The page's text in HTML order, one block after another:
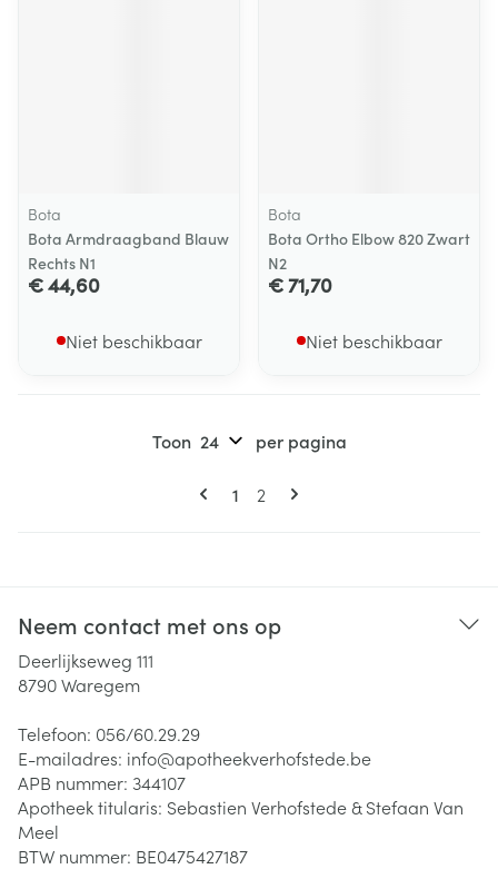
Bota
Bota Armdraagband Blauw
Rechts N1
€ 44,60
Niet beschikbaar
Bota
Bota Ortho Elbow 820 Zwart
N2
€ 71,70
Niet beschikbaar
Pagina's
U lees momenteel pagina
1 Pagina
2
Toon per pagina
Neem contact met ons op
Deerlijkseweg 111
8790Waregem
Telefoon: 056/60.29.29
E-mailadres: info@apotheekverhofstede.be
APB nummer: 344107
Apotheek titularis: Sebastien Verhofstede & Stefaan Van
Meel
BTW nummer: BE0475427187